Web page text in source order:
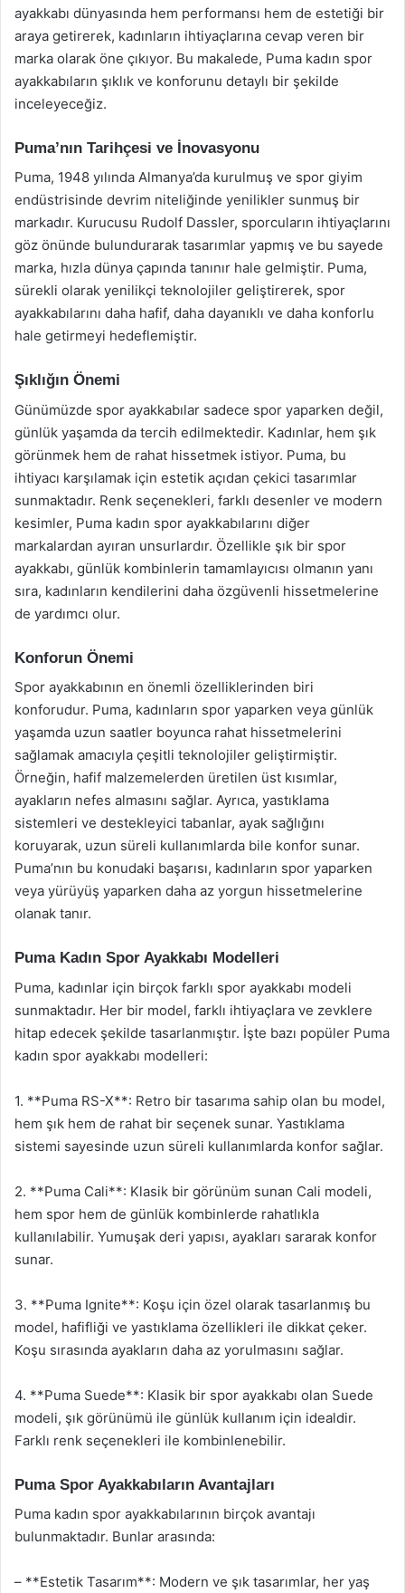
ayakkabı dünyasında hem performansı hem de estetiği bir
araya getirerek, kadınların ihtiyaçlarına cevap veren bir
marka olarak öne çıkıyor. Bu makalede, Puma kadın spor
ayakkabıların şıklık ve konforunu detaylı bir şekilde
inceleyeceğiz.
Puma’nın Tarihçesi ve İnovasyonu
Puma, 1948 yılında Almanya’da kurulmuş ve spor giyim
endüstrisinde devrim niteliğinde yenilikler sunmuş bir
markadır. Kurucusu Rudolf Dassler, sporcuların ihtiyaçlarını
göz önünde bulundurarak tasarımlar yapmış ve bu sayede
marka, hızla dünya çapında tanınır hale gelmiştir. Puma,
sürekli olarak yenilikçi teknolojiler geliştirerek, spor
ayakkabılarını daha hafif, daha dayanıklı ve daha konforlu
hale getirmeyi hedeflemiştir.
Şıklığın Önemi
Günümüzde spor ayakkabılar sadece spor yaparken değil,
günlük yaşamda da tercih edilmektedir. Kadınlar, hem şık
görünmek hem de rahat hissetmek istiyor. Puma, bu
ihtiyacı karşılamak için estetik açıdan çekici tasarımlar
sunmaktadır. Renk seçenekleri, farklı desenler ve modern
kesimler, Puma kadın spor ayakkabılarını diğer
markalardan ayıran unsurlardır. Özellikle şık bir spor
ayakkabı, günlük kombinlerin tamamlayıcısı olmanın yanı
sıra, kadınların kendilerini daha özgüvenli hissetmelerine
de yardımcı olur.
Konforun Önemi
Spor ayakkabının en önemli özelliklerinden biri
konforudur. Puma, kadınların spor yaparken veya günlük
yaşamda uzun saatler boyunca rahat hissetmelerini
sağlamak amacıyla çeşitli teknolojiler geliştirmiştir.
Örneğin, hafif malzemelerden üretilen üst kısımlar,
ayakların nefes almasını sağlar. Ayrıca, yastıklama
sistemleri ve destekleyici tabanlar, ayak sağlığını
koruyarak, uzun süreli kullanımlarda bile konfor sunar.
Puma’nın bu konudaki başarısı, kadınların spor yaparken
veya yürüyüş yaparken daha az yorgun hissetmelerine
olanak tanır.
Puma Kadın Spor Ayakkabı Modelleri
Puma, kadınlar için birçok farklı spor ayakkabı modeli
sunmaktadır. Her bir model, farklı ihtiyaçlara ve zevklere
hitap edecek şekilde tasarlanmıştır. İşte bazı popüler Puma
kadın spor ayakkabı modelleri:
1. **Puma RS-X**: Retro bir tasarıma sahip olan bu model,
hem şık hem de rahat bir seçenek sunar. Yastıklama
sistemi sayesinde uzun süreli kullanımlarda konfor sağlar.
2. **Puma Cali**: Klasik bir görünüm sunan Cali modeli,
hem spor hem de günlük kombinlerde rahatlıkla
kullanılabilir. Yumuşak deri yapısı, ayakları sararak konfor
sunar.
3. **Puma Ignite**: Koşu için özel olarak tasarlanmış bu
model, hafifliği ve yastıklama özellikleri ile dikkat çeker.
Koşu sırasında ayakların daha az yorulmasını sağlar.
4. **Puma Suede**: Klasik bir spor ayakkabı olan Suede
modeli, şık görünümü ile günlük kullanım için idealdir.
Farklı renk seçenekleri ile kombinlenebilir.
Puma Spor Ayakkabıların Avantajları
Puma kadın spor ayakkabılarının birçok avantajı
bulunmaktadır. Bunlar arasında:
– **Estetik Tasarım**: Modern ve şık tasarımlar, her yaş